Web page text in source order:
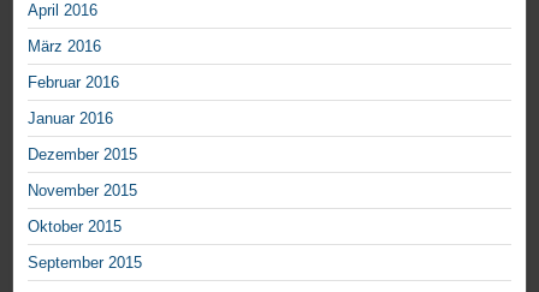
April 2016
März 2016
Februar 2016
Januar 2016
Dezember 2015
November 2015
Oktober 2015
September 2015